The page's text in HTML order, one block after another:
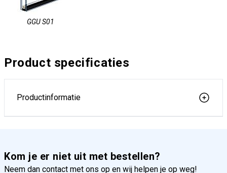
GGU S01
Product specificaties
Productinformatie
Kom je er niet uit met bestellen?
Neem dan contact met ons op en wij helpen je op weg!